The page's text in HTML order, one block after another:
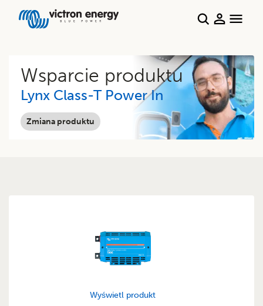
Wsparcie produktu
Lynx Class-T Power In
Zmiana produktu
Wyświetl produkt